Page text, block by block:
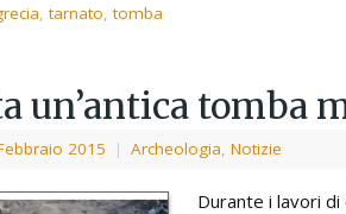
, tarnato, tomba
un’antica tomba
2015 | Archeologia, Notizie
Durante i lavori di